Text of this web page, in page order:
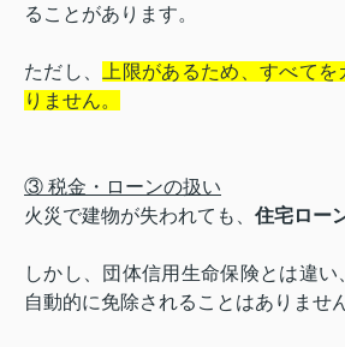
ることがあります。
ただし、
上限があるため、すべて
りません。
③ 税金・ローンの扱い
火災で建物が失われても、 住宅ロー
しかし、団体信用生命保険とは違
自動的に免除されることはありません